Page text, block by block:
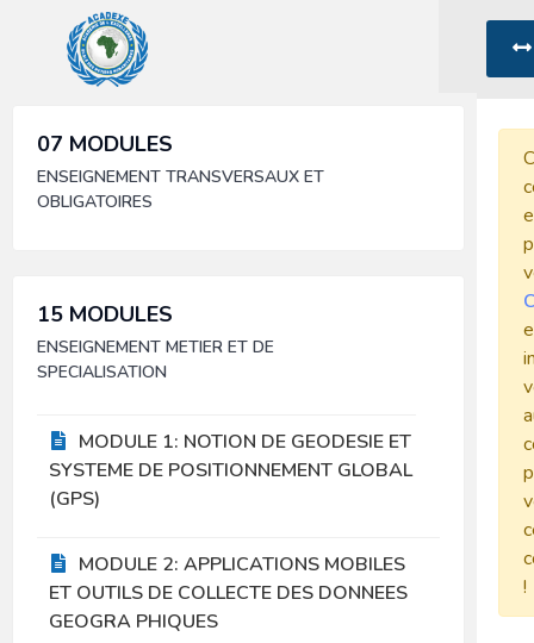
07 MODULES
ENSEIGNEMENT TRANSVERSAUX ET
OBLIGATOIRES
15 MODULES
ENSEIGNEMENT METIER ET DE
SPECIALISATION
MODULE 1: NOTION DE GEODESIE ET
SYSTEME DE POSITIONNEMENT GLOBAL
(GPS)
MODULE 2: APPLICATIONS MOBILES
ET OUTILS DE COLLECTE DES DONNEES
GEOGRA PHIQUES
!